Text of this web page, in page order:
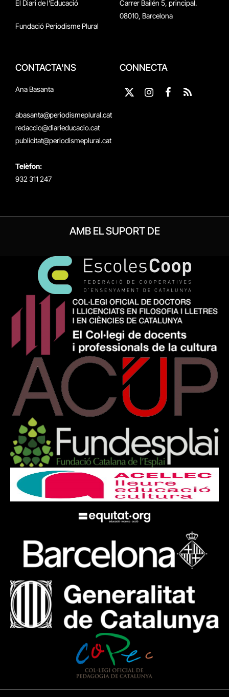
El Diari de l'Educació
Fundació Periodisme Plural
Carrer Bailén 5, principal.
08010, Barcelona
CONTACTA'NS
Ana Basanta
abasanta@periodismeplural.cat
redaccio@diarieducacio.cat
publicitat@periodismeplural.cat
Telèfon:
932 311 247
CONNECTA
X
InstagramFacebook
RSS
AMB EL SUPORT DE